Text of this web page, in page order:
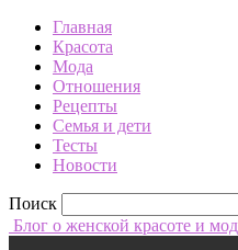
Главная
Красота
Мода
Отношения
Рецепты
Семья и дети
Тесты
Новости
Поиск
Блог о женской красоте и